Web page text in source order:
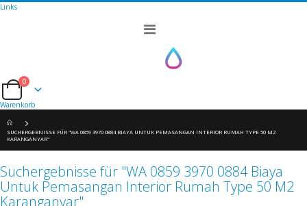
Links
Navigation
Cart
0
Warenkorb
SUCHERGEBNISSE FÜR "WA 0859 3970 0884 BIAYA UNTUK PEMASANGAN INTERIOR RUMAH TYPE 50 M2
KARANGANYAR"
Suchergebnisse für "WA 0859 3970 0884 Biaya
Untuk Pemasangan Interior Rumah Type 50 M2
Karanganyar"